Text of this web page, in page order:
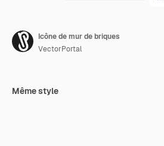
Icône de mur de briques
VectorPortal
Même style